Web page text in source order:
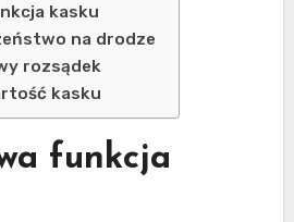
kasku
na drodze
rozsądek
kasku
funkcja